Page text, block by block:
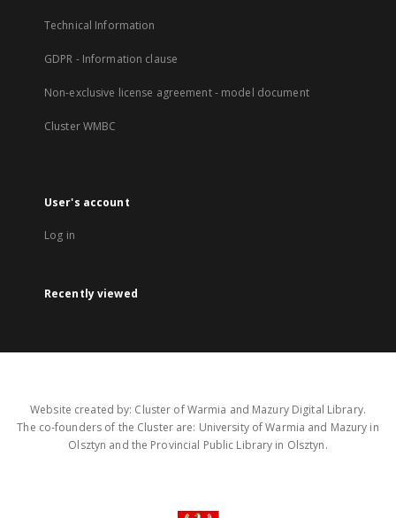
Technical Information
GDPR - Information clause
Non-exclusive license agreement - model document
Cluster WMBC
User's account
Log in
Recently viewed
Website created by: Cluster of Warmia and Mazury Digital Library.
The co-founders of the Cluster are: University of Warmia and Mazury in
Olsztyn and the Provincial Public Library in Olsztyn.